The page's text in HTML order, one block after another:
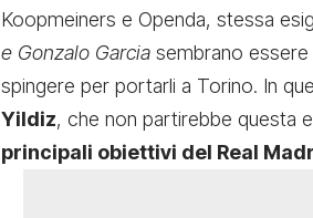
Koopmeiners e Openda, stessa
e Gonzalo Garcia sembrano essere
spingere per portarli a Torino. In
Yildiz, che non partirebbe questa
principali obiettivi del Real